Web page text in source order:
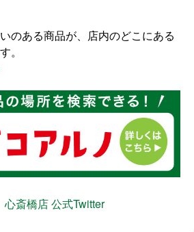
のある商品が、店内のどこにある
。
心斎橋店 公式Twitter